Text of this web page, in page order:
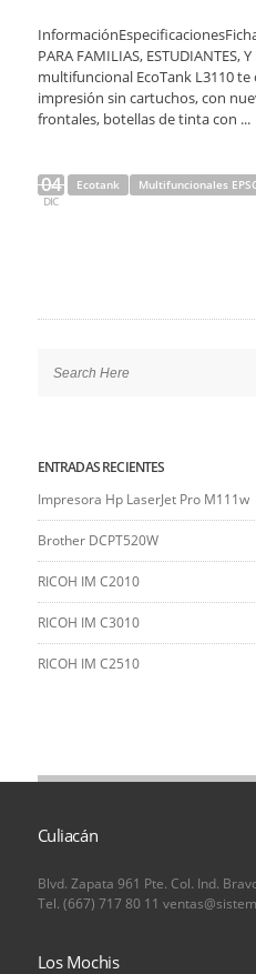
PARA FAMILIAS, ESTUDIANTES,
multifuncional EcoTank L3110
impresión sin cartuchos, con
frontales, botellas de tinta con ...
04
DIC
Ecotank Multifuncionales
ENTRADAS RECIENTES
Impresora Hp LaserJet Pro M111w
Brother DCPT520W
RICOH IM C2010
RICOH IM C3010
RICOH IM C2510
Culiacán
Blvd. Zapata 961 Pte. Col. Ind.
Tel. (667) 717 80 11
Los Mochis